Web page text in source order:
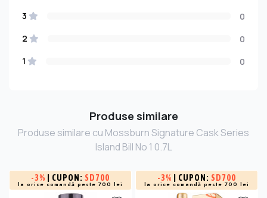
3
0
2
0
1
0
Produse similare
Produse similare cu Mossburn Signature Cask Series
Island Bill No 1 0.7L
-3% | CUPON: SD700
la orice comandă peste 700 lei
-3% | CUPON: SD700
la orice comandă peste 700 lei